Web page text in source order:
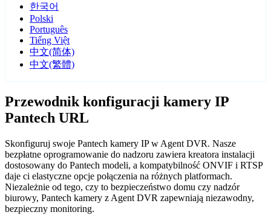
한국어
Polski
Português
Tiếng Việt
中文(简体)
中文(繁體)
Przewodnik konfiguracji kamery IP
Pantech URL
Skonfiguruj swoje Pantech kamery IP w Agent DVR. Nasze
bezpłatne oprogramowanie do nadzoru zawiera kreatora instalacji
dostosowany do Pantech modeli, a kompatybilność ONVIF i RTSP
daje ci elastyczne opcje połączenia na różnych platformach.
Niezależnie od tego, czy to bezpieczeństwo domu czy nadzór
biurowy, Pantech kamery z Agent DVR zapewniają niezawodny,
bezpieczny monitoring.